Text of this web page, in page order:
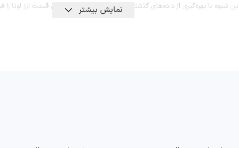
یکی از ابزارهای کلیدی ما به شمار می‌رود. این تحلیل شامل بررسی شاخص‌هایی
نمایش بیشتر